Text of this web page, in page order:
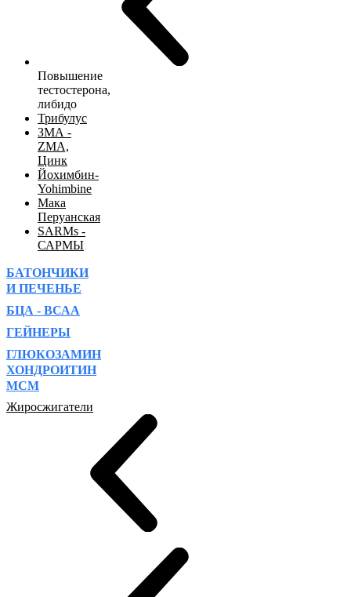
Повышение
тестостерона,
либидо
Трибулус
ЗМА -
ZMA,
Цинк
Йохимбин-
Yohimbine
Мака
Перуанская
SARMs -
САРМЫ
БАТОНЧИКИ
И ПЕЧЕНЬЕ
БЦА - ВСАА
ГЕЙНЕРЫ
ГЛЮКОЗАМИН
ХОНДРОИТИН
МСМ
Жиросжигатели